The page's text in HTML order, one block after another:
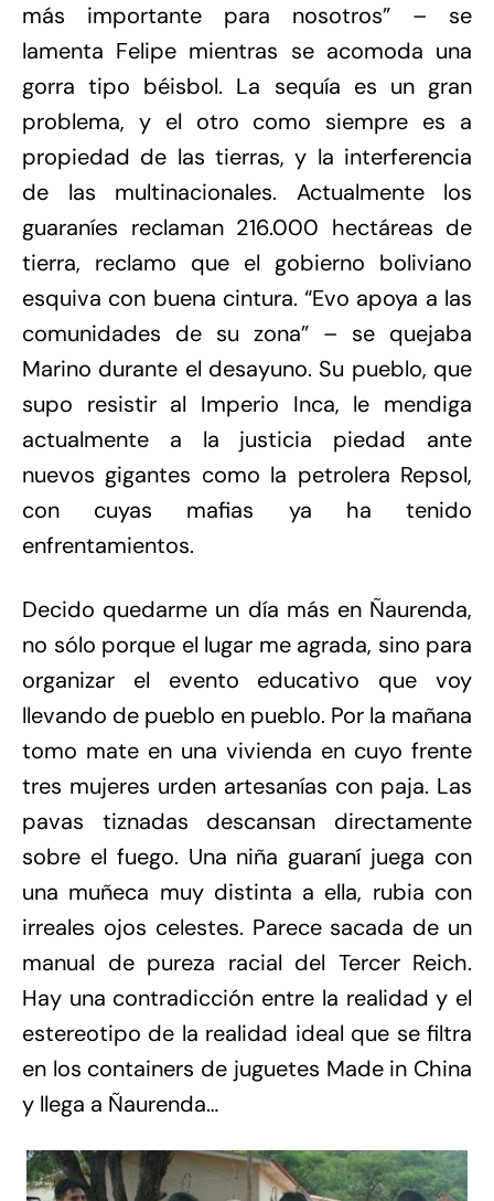
más importante para nosotros” – se
lamenta Felipe mientras se acomoda una
gorra tipo béisbol. La sequía es un gran
problema, y el otro como siempre es a
propiedad de las tierras, y la interferencia
de las multinacionales. Actualmente los
guaraníes reclaman 216.000 hectáreas de
tierra, reclamo que el gobierno boliviano
esquiva con buena cintura. “Evo apoya a las
comunidades de su zona” – se quejaba
Marino durante el desayuno. Su pueblo, que
supo resistir al Imperio Inca, le mendiga
actualmente a la justicia piedad ante
nuevos gigantes como la petrolera Repsol,
con cuyas mafias ya ha tenido
enfrentamientos.
Decido quedarme un día más en Ñaurenda,
no sólo porque el lugar me agrada, sino para
organizar el evento educativo que voy
llevando de pueblo en pueblo. Por la mañana
tomo mate en una vivienda en cuyo frente
tres mujeres urden artesanías con paja. Las
pavas tiznadas descansan directamente
sobre el fuego. Una niña guaraní juega con
una muñeca muy distinta a ella, rubia con
irreales ojos celestes. Parece sacada de un
manual de pureza racial del Tercer Reich.
Hay una contradicción entre la realidad y el
estereotipo de la realidad ideal que se filtra
en los containers de juguetes Made in China
y llega a Ñaurenda…